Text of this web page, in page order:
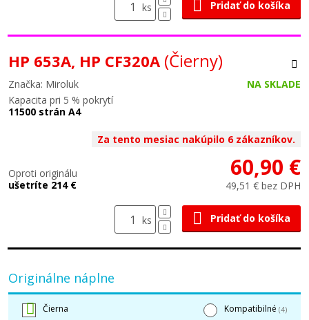
ks Pridať do košíka
HP 653A, HP CF320A (Čierny)
Značka: Miroluk
NA SKLADE
Kapacita pri 5 % pokrytí
11500 strán A4
Za tento mesiac nakúpilo 6 zákazníkov.
Oproti originálu
ušetríte 214 €
60,90 €
49,51 € bez DPH
ks Pridať do košíka
Originálne náplne
Čierna
Kompatibilné (4)